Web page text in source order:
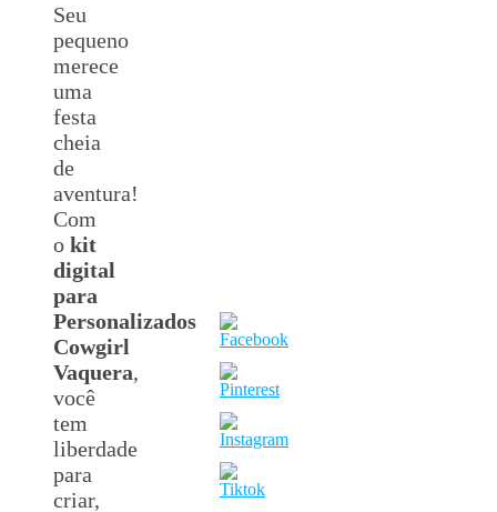
Seu
pequeno
merece
uma
festa
cheia
de
aventura!
Com
o kit
digital
para
Personalizados
Cowgirl
Vaquera,
você
tem
liberdade
para
criar,